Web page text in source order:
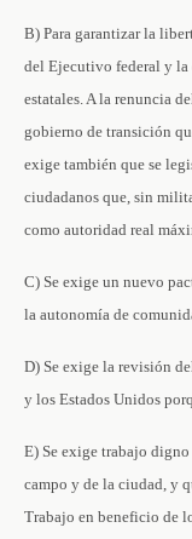
B) Para garantizar la
del Ejecutivo federal y
estatales. A la renuncia
gobierno de transición
exige también que se
ciudadanos que, sin
como autoridad real
C) Se exige un nuevo
la autonomía de
D) Se exige la revisión
y los Estados Unidos
E) Se exige trabajo
campo y de la ciudad, y
Trabajo en beneficio de